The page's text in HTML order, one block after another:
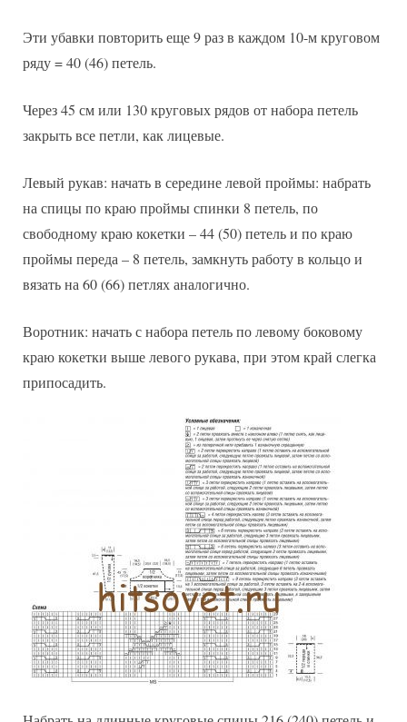
Эти убавки повторить еще 9 раз в каждом 10-м круговом
ряду = 40 (46) петель.
Через 45 см или 130 круговых рядов от набора петель
закрыть все петли, как лицевые.
Левый рукав: начать в середине левой проймы: набрать
на спицы по краю проймы спинки 8 петель, по
свободному краю кокетки – 44 (50) петель и по краю
проймы переда – 8 петель, замкнуть работу в кольцо и
вязать на 60 (66) петлях аналогично.
Воротник: начать с набора петель по левому боковому
краю кокетки выше левого рукава, при этом край слегка
припосадить.